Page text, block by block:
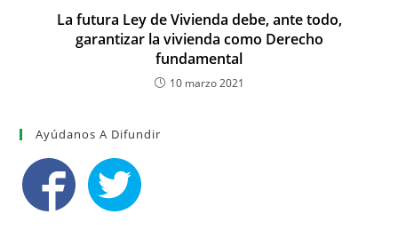
La futura Ley de Vivienda debe, ante todo,
garantizar la vivienda como Derecho
fundamental
10 marzo 2021
Ayúdanos A Difundir